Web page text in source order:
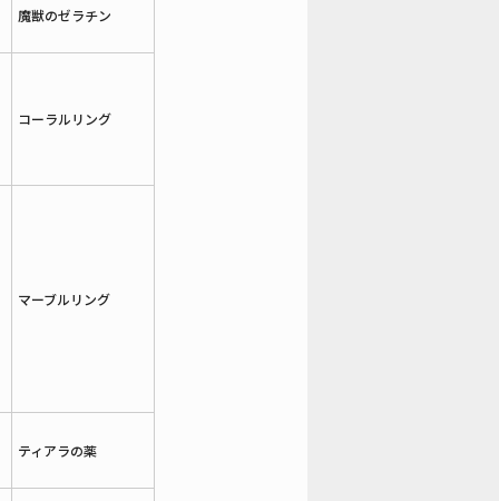
魔獣のゼラチン
コーラルリング
マーブルリング
ティアラの薬